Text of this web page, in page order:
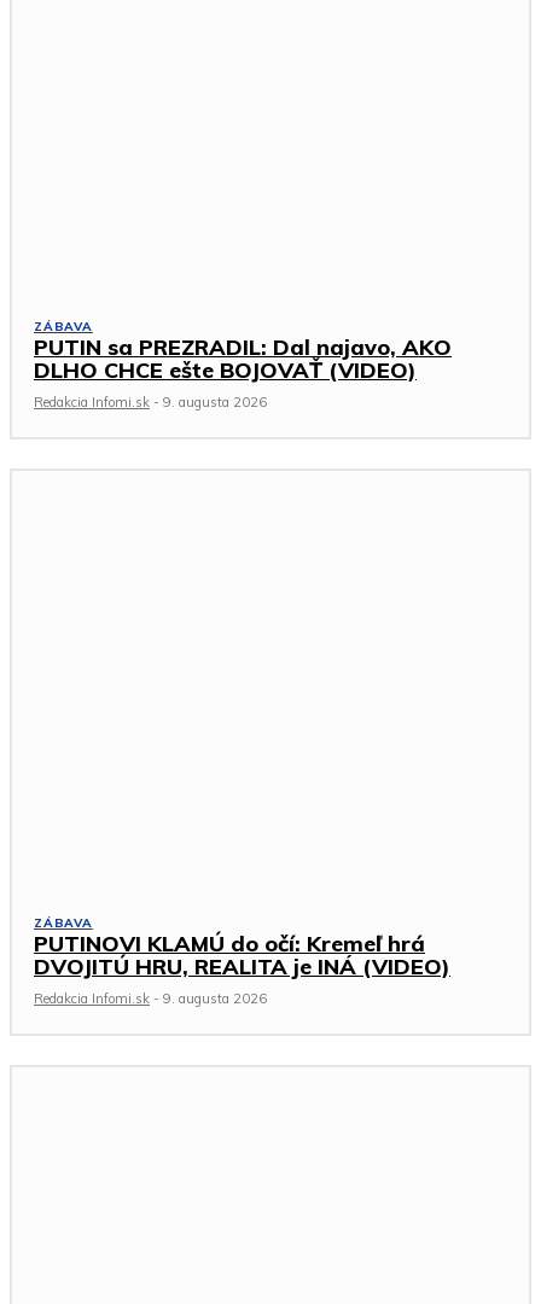
ZÁBAVA
PUTIN sa PREZRADIL: Dal najavo, AKO
DLHO CHCE ešte BOJOVAŤ (VIDEO)
Redakcia Infomi.sk - 9. augusta 2026
ZÁBAVA
PUTINOVI KLAMÚ do očí: Kremeľ hrá
DVOJITÚ HRU, REALITA je INÁ (VIDEO)
Redakcia Infomi.sk - 9. augusta 2026